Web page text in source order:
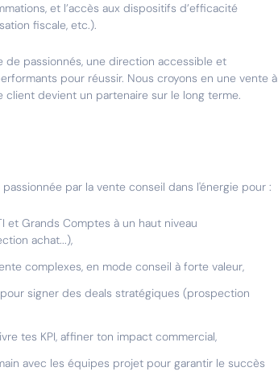
et l’accès aux dispositifs d’efficacité
fiscale, etc.).
de passionnés, une direction accessible et
pour réussir. Nous croyons en une vente à
client devient un partenaire sur le long terme.
par la vente conseil dans l'énergie pour :
et Grands Comptes à un haut niveau
achat...),
complexes, en mode conseil à forte valeur,
signer des deals stratégiques (prospection
tes KPI, affiner ton impact commercial,
avec les équipes projet pour garantir le succès